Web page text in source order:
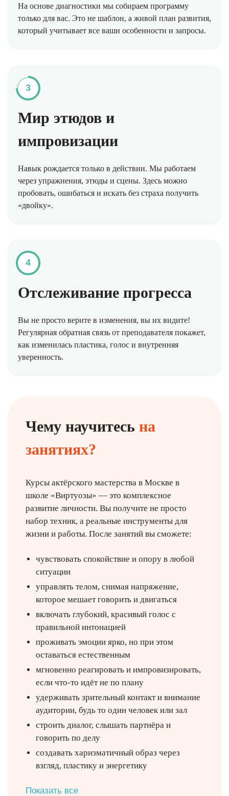
На основе диагностики мы собираем программу
только для вас. Это не шаблон, а живой план развития,
который учитывает все ваши особенности и запросы.
3
Мир этюдов и
импровизации
Навык рождается только в действии. Мы работаем
через упражнения, этюды и сцены. Здесь можно
пробовать, ошибаться и искать без страха получить
«двойку».
4
Отслеживание прогресса
Вы не просто верите в изменения, вы их видите!
Регулярная обратная связь от преподавателя покажет,
как изменилась пластика, голос и внутренняя
уверенность.
Чему научитесь на
занятиях?
Курсы актёрского мастерства в Москве в
школе «Виртуозы» — это комплексное
развитие личности. Вы получите не просто
набор техник, а реальные инструменты для
жизни и работы. После занятий вы сможете:
чувствовать спокойствие и опору в любой
ситуации
управлять телом, снимая напряжение,
которое мешает говорить и двигаться
включать глубокий, красивый голос с
правильной интонацией
проживать эмоции ярко, но при этом
оставаться естественным
мгновенно реагировать и импровизировать,
если что-то идёт не по плану
удерживать зрительный контакт и внимание
аудитории, будь то один человек или зал
строить диалог, слышать партнёра и
говорить по делу
создавать харизматичный образ через
взгляд, пластику и энергетику
Показать все